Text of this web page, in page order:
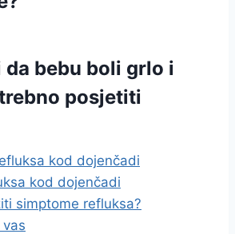
da bebu boli grlo i
posjetiti
kod dojenčadi
kod dojenčadi
simptome refluksa?